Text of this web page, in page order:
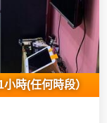
時(任何時段）